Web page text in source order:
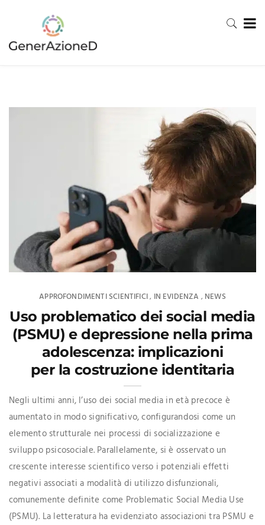
APPROFONDIMENTI SCIENTIFICI, IN EVIDENZA , NEWS
Uso problematico dei social media
(PSMU) e depressione nella prima
adolescenza: implicazioni
per la costruzione identitaria
Negli ultimi anni, l’uso dei social media in età precoce è
aumentato in modo significativo, configurandosi come un
elemento strutturale nei processi di socializzazione e
sviluppo psicosociale. Parallelamente, si è osservato un
crescente interesse scientifico verso i potenziali effetti
negativi associati a modalità di utilizzo disfunzionali,
comunemente definite come Problematic Social Media Use
(PSMU). La letteratura ha evidenziato associazioni tra PSMU e